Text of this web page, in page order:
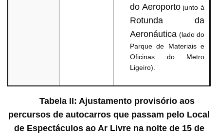
do Aeroporto junto à
Rotunda da
Aeronáutica (lado do
Parque de Materiais e
Oficinas do Metro
Ligeiro).
Tabela II: Ajustamento provisório aos
percursos de autocarros que passam pelo Local
de Espectáculos ao Ar Livre na noite de 15 de